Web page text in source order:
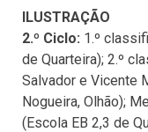
ILUSTRAÇÃO
2.º Ciclo: 1.º
de Quarteira); 2.º
Salvador e Vicente
Nogueira, Olhão);
(Escola EB 2,3 de